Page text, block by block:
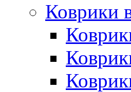
Коврики